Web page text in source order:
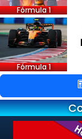
Fórmula 1
Fórmula 1